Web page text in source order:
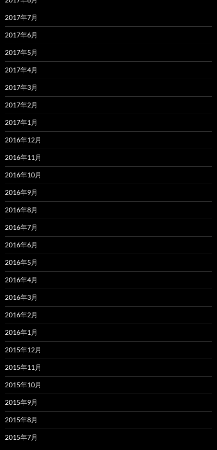
2017年7月
2017年6月
2017年5月
2017年4月
2017年3月
2017年2月
2017年1月
2016年12月
2016年11月
2016年10月
2016年9月
2016年8月
2016年7月
2016年6月
2016年5月
2016年4月
2016年3月
2016年2月
2016年1月
2015年12月
2015年11月
2015年10月
2015年9月
2015年8月
2015年7月